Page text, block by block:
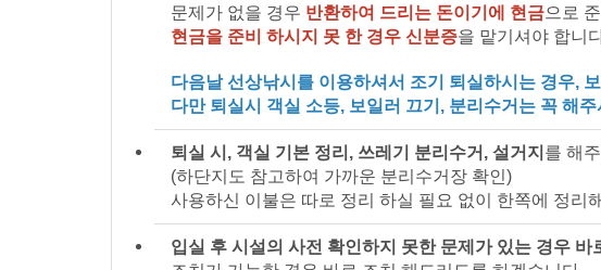
문제가 없을 경우 반환하여 드리는 돈이기에 현금으로
현금을 준비 하시지 못 한 경우 신분증을 맡기셔야 합니
다음날 선상낚시를 이용하셔서 조기 퇴실하시는 경우,
다만 퇴실시 객실 소등, 보일러 끄기, 분리수거는 꼭 해
퇴실 시, 객실 기본 정리, 쓰레기 분리수거, 설거지 를 해
(하단지도 참고하여 가까운 분리수거장 확인)
사용하신 이불은 따로 정리 하실 필요 없이 한쪽에 정리
입실 후 시설의 사전 확인하지 못한 문제가 있는 경우 바